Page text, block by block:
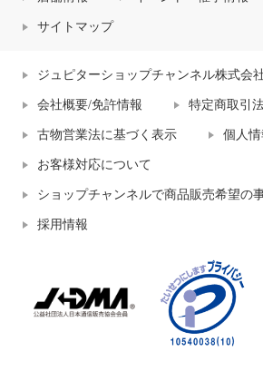
サイトマップ
ジュピターショップチャンネル株式会
会社概要/免許情報 特定商取引
古物営業法に基づく表示 個人
お客様対応について
ショップチャンネルで商品販売希望の
採用情報